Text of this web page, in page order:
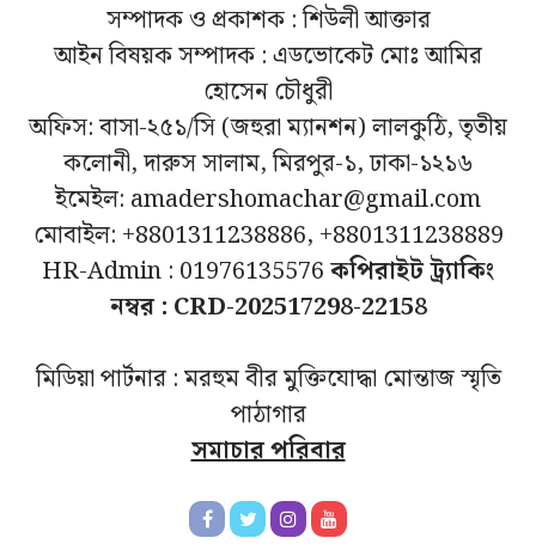
সম্পাদক ও প্রকাশক : শিউলী আক্তার
আইন বিষয়ক সম্পাদক : এডভোকেট মোঃ আমির
হোসেন চৌধুরী
অফিস: বাসা-২৫১/সি (জহুরা ম্যানশন) লালকুঠি, তৃতীয়
কলোনী, দারুস সালাম, মিরপুর-১, ঢাকা-১২১৬
ইমেইল: amadershomachar@gmail.com
মোবাইল: +8801311238886, +8801311238889
HR-Admin : 01976135576কপিরাইট ট্র্যাকিং
নম্বর : CRD-202517298-22158
মিডিয়া পার্টনার : মরহুম বীর মুক্তিযোদ্ধা মোন্তাজ স্মৃতি
পাঠাগার
সমাচার পরিবার